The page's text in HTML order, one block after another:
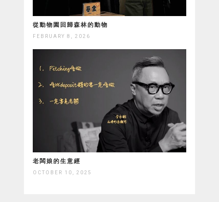
從動物園回歸森林的動物
FEBRUARY 8, 2026
老闆娘的生意經
OCTOBER 10, 2025